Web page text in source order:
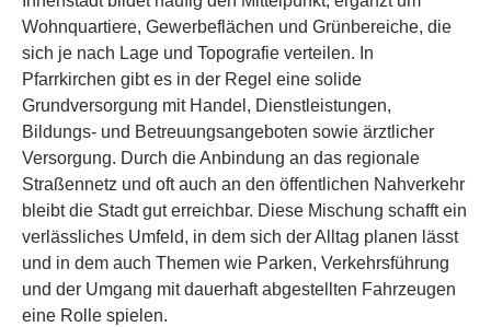
Wohnquartiere, Gewerbeflächen und Grünbereiche, die
sich je nach Lage und Topografie verteilen. In
Pfarrkirchen gibt es in der Regel eine solide
Grundversorgung mit Handel, Dienstleistungen,
Bildungs- und Betreuungsangeboten sowie ärztlicher
Versorgung. Durch die Anbindung an das regionale
Straßennetz und oft auch an den öffentlichen Nahverkehr
bleibt die Stadt gut erreichbar. Diese Mischung schafft ein
verlässliches Umfeld, in dem sich der Alltag planen lässt
und in dem auch Themen wie Parken, Verkehrsführung
und der Umgang mit dauerhaft abgestellten Fahrzeugen
eine Rolle spielen.